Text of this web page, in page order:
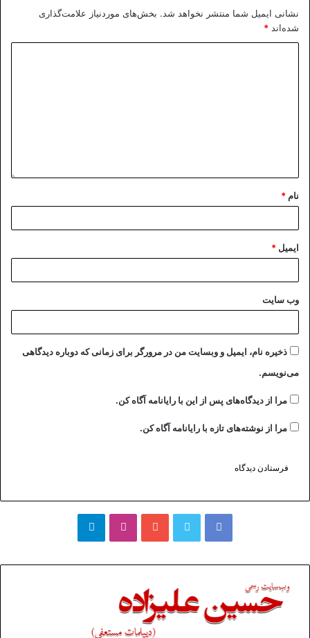
نشانی ایمیل شما منتشر نخواهد شد. بخش‌های موردنیاز علامت‌گذاری
شده‌اند *
نام *
ایمیل *
وب‌ سایت
ذخیره نام، ایمیل و وبسایت من در مرورگر برای زمانی که دوباره دیدگاهی
می‌نویسم.
مرا از دیدگاه‌های پس از این با رایانامه آگاه کن.
مرا از نوشته‌های تازه با رایانامه آگاه کن.
فیسبوک یوتیوب اینستاگرام